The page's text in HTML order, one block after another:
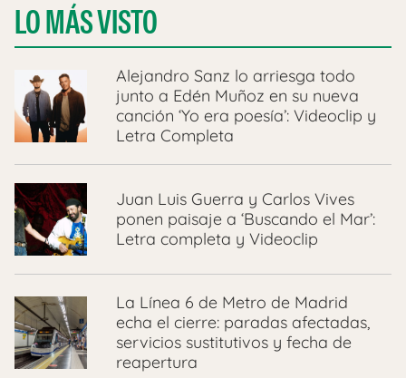
LO MÁS VISTO
Alejandro Sanz lo arriesga todo
junto a Edén Muñoz en su nueva
canción ‘Yo era poesía’: Videoclip y
Letra Completa
Juan Luis Guerra y Carlos Vives
ponen paisaje a ‘Buscando el Mar’:
Letra completa y Videoclip
La Línea 6 de Metro de Madrid
echa el cierre: paradas afectadas,
servicios sustitutivos y fecha de
reapertura